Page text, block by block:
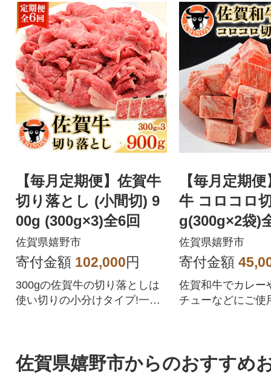
【毎月定期便】佐賀牛
切り落とし (小間切) 9
00g (300g×3)全6回
佐賀県嬉野市
寄付金額 102,000円
300gの佐賀牛の切り落としは
使い切りの小分けタイプ!一頭
【毎月定期
牛 コロコロ
g(300g×2袋)
佐賀県嬉野市
寄付金額
佐賀和牛でカレー
チューなどにご使
佐賀県嬉野市からのおすすめ